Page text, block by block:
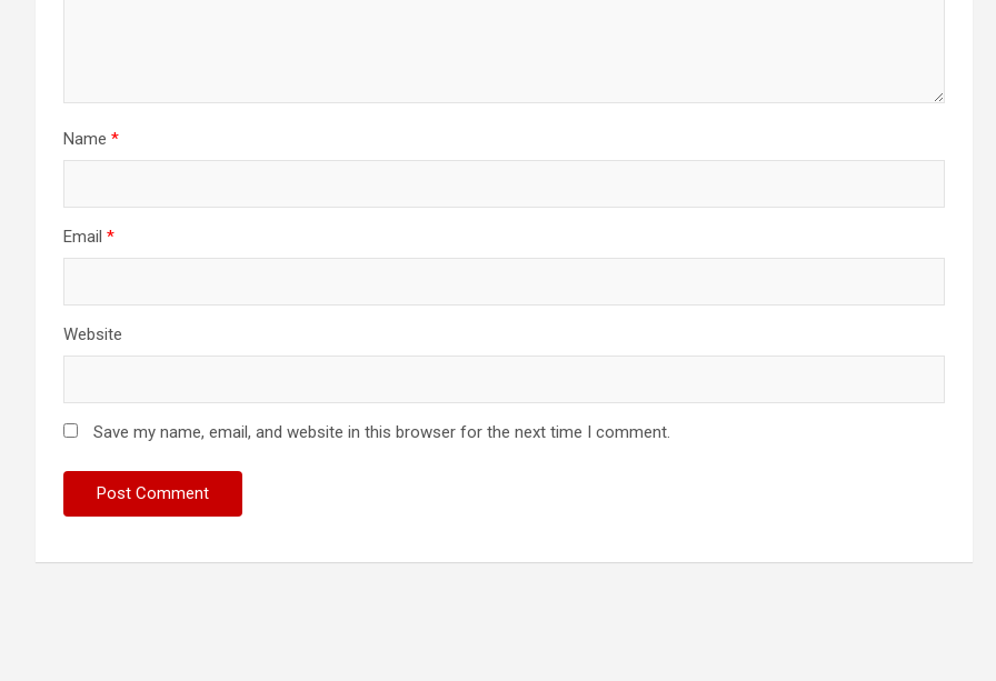
Name *
Email *
Website
Save my name, email, and website in this browser for the next time I comment.